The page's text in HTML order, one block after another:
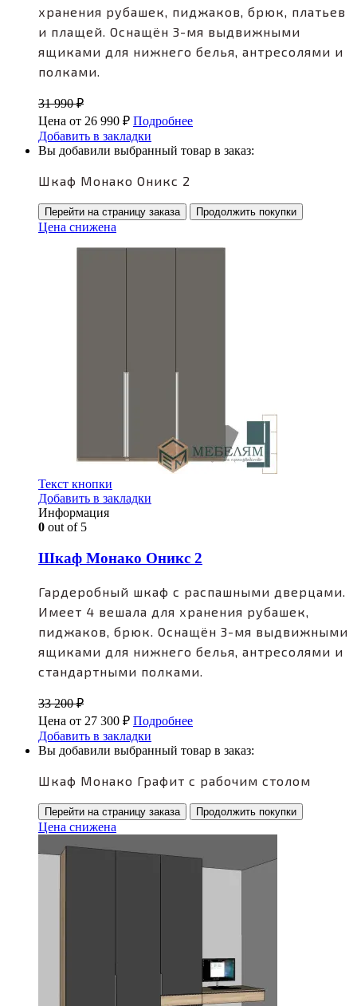
хранения рубашек, пиджаков, брюк, платьев
и плащей. Оснащён 3-мя выдвижными
ящиками для нижнего белья, антресолями и
полками.
31 990₽
Цена от 26 990 ₽ Подробнее
Добавить в закладки
Вы добавили выбранный товар в заказ:
Шкаф Монако Оникс 2
Перейти на страницу заказа Продолжить покупки
Цена снижена
Текст кнопки
Добавить в закладки
Информация
0 out of 5
Шкаф Монако Оникс 2
Гардеробный шкаф с распашными дверцами.
Имеет 4 вешала для хранения рубашек,
пиджаков, брюк. Оснащён 3-мя выдвижными
ящиками для нижнего белья, антресолями и
стандартными полками.
33 200₽
Цена от 27 300 ₽ Подробнее
Добавить в закладки
Вы добавили выбранный товар в заказ:
Шкаф Монако Графит c рабочим столом
Перейти на страницу заказа Продолжить покупки
Цена снижена